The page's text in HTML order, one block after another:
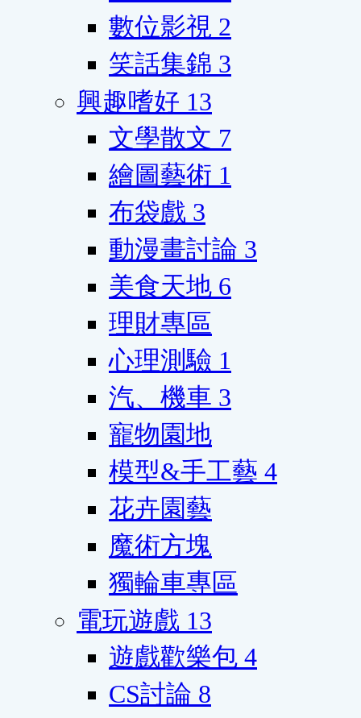
數位影視 2
笑話集錦 3
興趣嗜好 13
文學散文 7
繪圖藝術 1
布袋戲 3
動漫畫討論 3
美食天地 6
理財專區
心理測驗 1
汽、機車 3
寵物園地
模型&手工藝 4
花卉園藝
魔術方塊
獨輪車專區
電玩遊戲 13
遊戲歡樂包 4
CS討論 8